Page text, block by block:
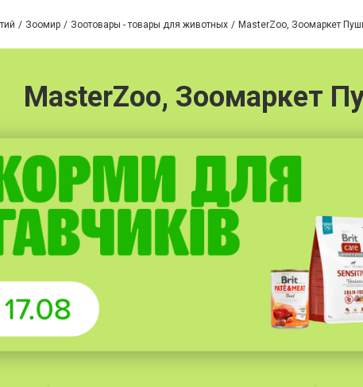
Зоомир Зоотовары - товары для животных MasterZoo, Зоомаркет
MasterZoo, Зоомаркет